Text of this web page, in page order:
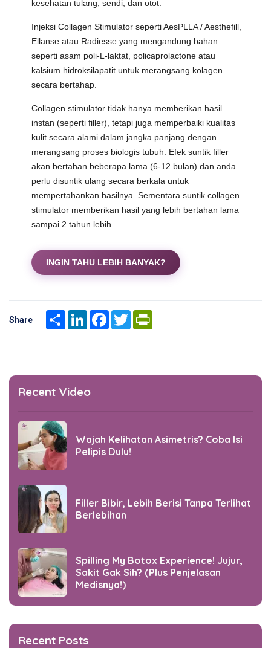
kesehatan tulang, sendi, dan otot.
Injeksi Collagen Stimulator seperti AesPLLA / Aesthefill,
Ellanse atau Radiesse yang mengandung bahan
seperti asam poli-L-laktat, policaprolactone atau
kalsium hidroksilapatit untuk merangsang kolagen
secara bertahap.
Collagen stimulator tidak hanya memberikan hasil
instan (seperti filler), tetapi juga memperbaiki kualitas
kulit secara alami dalam jangka panjang dengan
merangsang proses biologis tubuh. Efek suntik filler
akan bertahan beberapa lama (6-12 bulan) dan anda
perlu disuntik ulang secara berkala untuk
mempertahankan hasilnya. Sementara suntik collagen
stimulator memberikan hasil yang lebih bertahan lama
sampai 2 tahun lebih.
INGIN TAHU LEBIH BANYAK?
Share Share LinkedInFacebook
Twitter
Recent Video
Wajah Kelihatan Asimetris? Coba Isi
Pelipis Dulu!
Filler Bibir, Lebih Berisi Tanpa Terlihat
Berlebihan
Spilling My Botox Experience! Jujur,
Sakit Gak Sih? (Plus Penjelasan
Medisnya!)
Recent Posts